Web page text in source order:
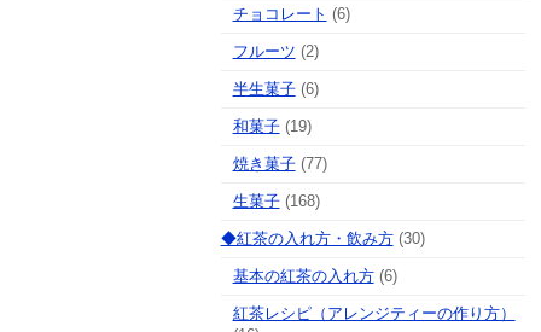
チョコレート (6)
フルーツ (2)
半生菓子(6)
和菓子(19)
焼き菓子(77)
生菓子(168)
◆紅茶の入れ方・飲み方(30)
基本の紅茶の入れ方(6)
紅茶レシピ（アレンジティーの作り方）